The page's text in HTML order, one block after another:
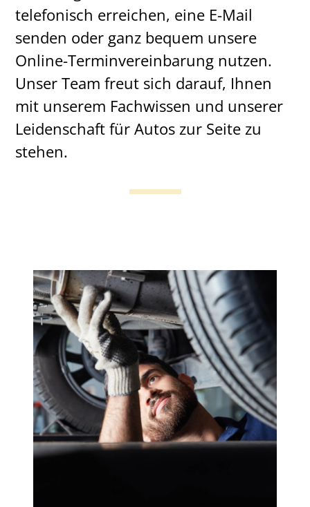
telefonisch erreichen, eine E-Mail
senden oder ganz bequem unsere
Online-Terminvereinbarung nutzen.
Unser Team freut sich darauf, Ihnen
mit unserem Fachwissen und unserer
Leidenschaft für Autos zur Seite zu
stehen.